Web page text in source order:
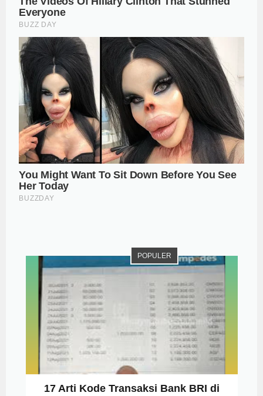
POPULER
17 Arti Kode Transaksi Bank BRI di